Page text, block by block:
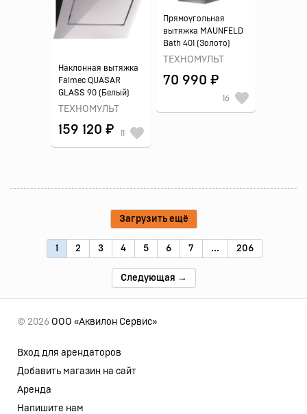
Прямоугольная
вытяжка MAUNFELD
Bath 401 (Золото)
ТЕХНОМУЛЬТ
70 990 ₽
16
Наклонная вытяжка
Falmec QUASAR
GLASS 90 (Белый)
ТЕХНОМУЛЬТ
159 120 ₽ 11
Загрузить ещё
1 2 3 4 5 6 7 ... 206
Следующая →
© 2026 ООО «Аквилон Сервис»
Вход для арендаторов
Добавить магазин на сайт
Аренда
Напишите нам